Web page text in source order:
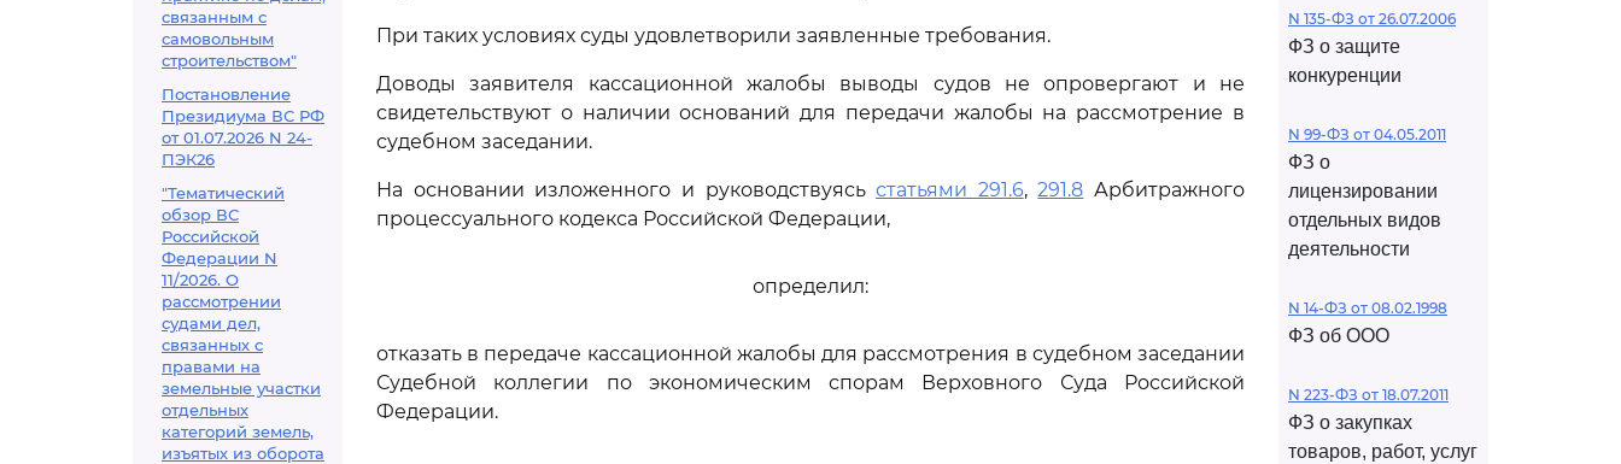
связанным с
самовольным
строительством"
Постановление
Президиума ВС РФ
от 01.07.2026 N 24-
ПЭК26
"Тематический
обзор ВС
Российской
Федерации N
11/2026. О
рассмотрении
судами дел,
связанных с
правами на
земельные участки
отдельных
категорий земель,
изъятых из оборота
При таких условиях суды удовлетворили заявленные требования.
Доводы заявителя кассационной жалобы выводы судов не опровергают и не
свидетельствуют о наличии оснований для передачи жалобы на рассмотрение в
судебном заседании.
На основании изложенного и руководствуясьстатьями 291.6,291.8 Арбитражного
процессуального кодекса Российской Федерации,
определил:
отказать в передаче кассационной жалобы для рассмотрения в судебном заседании
Судебной коллегии по экономическим спорам Верховного Суда Российской
Федерации.
N 135-ФЗ от 26.07.2006
ФЗ о защите
конкуренции
N 99-ФЗ от 04.05.2011
ФЗ о
лицензировании
отдельных видов
деятельности
N 14-ФЗ от 08.02.1998
ФЗ об ООО
N 223-ФЗ от 18.07.2011
ФЗ о закупках
товаров, работ, услуг